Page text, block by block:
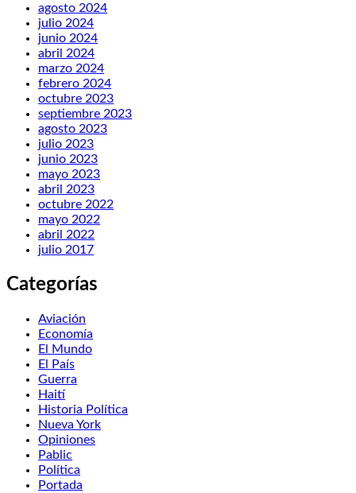
agosto 2024
julio 2024
junio 2024
abril 2024
marzo 2024
febrero 2024
octubre 2023
septiembre 2023
agosto 2023
julio 2023
junio 2023
mayo 2023
abril 2023
octubre 2022
mayo 2022
abril 2022
julio 2017
Categorías
Aviación
Economía
El Mundo
El País
Guerra
Haití
Historia Política
Nueva York
Opiniones
Pablic
Política
Portada